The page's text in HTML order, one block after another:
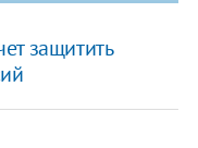
защитить